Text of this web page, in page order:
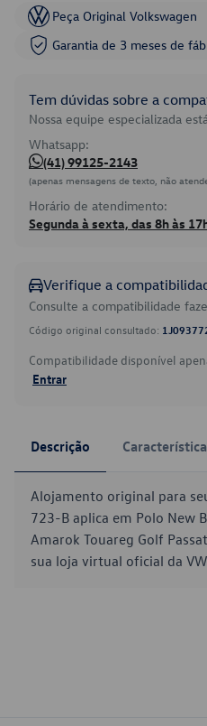
Peça Original Volkswagen
Garantia de 3 meses de
Tem dúvidas sobre a
Nossa equipe especializada
Whatsapp:
(41) 99125-2143
(apenas mensagens de texto, não
Horário de atendimento:
Segunda à sexta, das 8h às
Verifique a
Consulte a compatibilidade
Código original consultado:
Compatibilidade disponível
Entrar
Descrição
Alojamento original para
723-B aplica em Polo New
Amarok Touareg Golf
sua loja virtual oficial da